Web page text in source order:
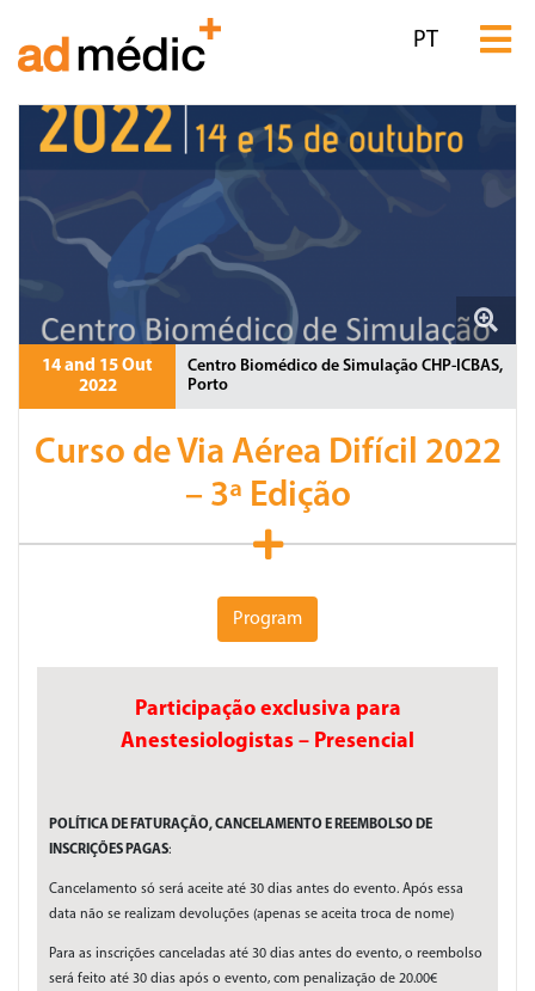
PT
14 and 15 Out
2022
Centro Biomédico de Simulação CHP-ICBAS,
Porto
Curso de Via Aérea Difícil 2022
– 3ª Edição
Program
Participação exclusiva para
Anestesiologistas – Presencial
POLÍTICA DE FATURAÇÃO, CANCELAMENTO E REEMBOLSO DE
INSCRIÇÕES PAGAS:
Cancelamento só será aceite até 30 dias antes do evento. Após essa
data não se realizam devoluções (apenas se aceita troca de nome)
Para as inscrições canceladas até 30 dias antes do evento, o reembolso
será feito até 30 dias após o evento, com penalização de 20.00€